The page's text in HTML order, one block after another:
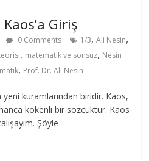
Giriş
0 Comments 1/3,Ali Nesin,
, matematik ve sonsuz, Nesin
, Prof. Dr. Ali Nesin
kuramlarından biridir. Kaos,
kökenli bir sözcüktür. Kaos
Şöyle